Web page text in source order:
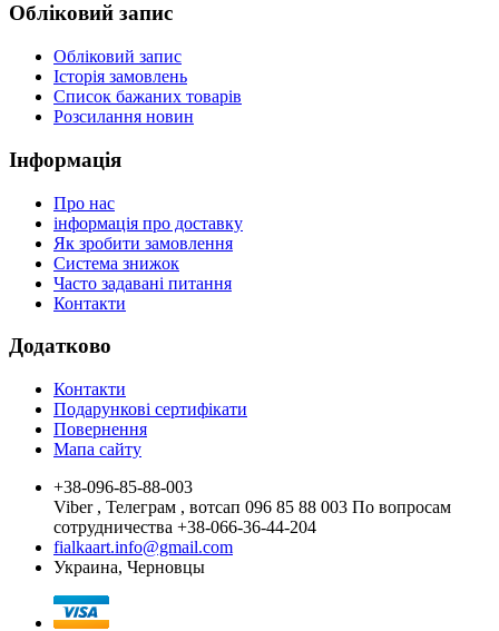
Обліковий запис
Обліковий запис
Історія замовлень
Список бажаних товарів
Розсилання новин
Інформація
Про нас
інформація про доставку
Як зробити замовлення
Система знижок
Часто задавані питання
Контакти
Додатково
Контакти
Подарункові сертифікати
Повернення
Мапа сайту
+38-096-85-88-003
Viber , Телеграм , вотсап 096 85 88 003 По вопросам
сотрудничества +38-066-36-44-204
fialkaart.info@gmail.com
Украина, Черновцы